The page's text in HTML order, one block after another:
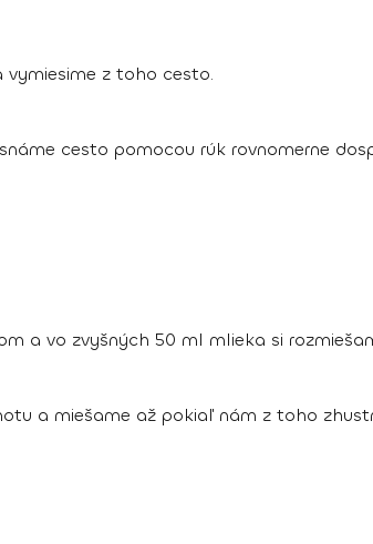
vymiesime z toho cesto.
cesto pomocou rúk rovnomerne
a vo zvyšných 50 ml mlieka si
a miešame až pokiaľ nám z toho